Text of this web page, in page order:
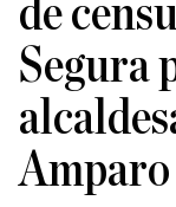
de
Segura